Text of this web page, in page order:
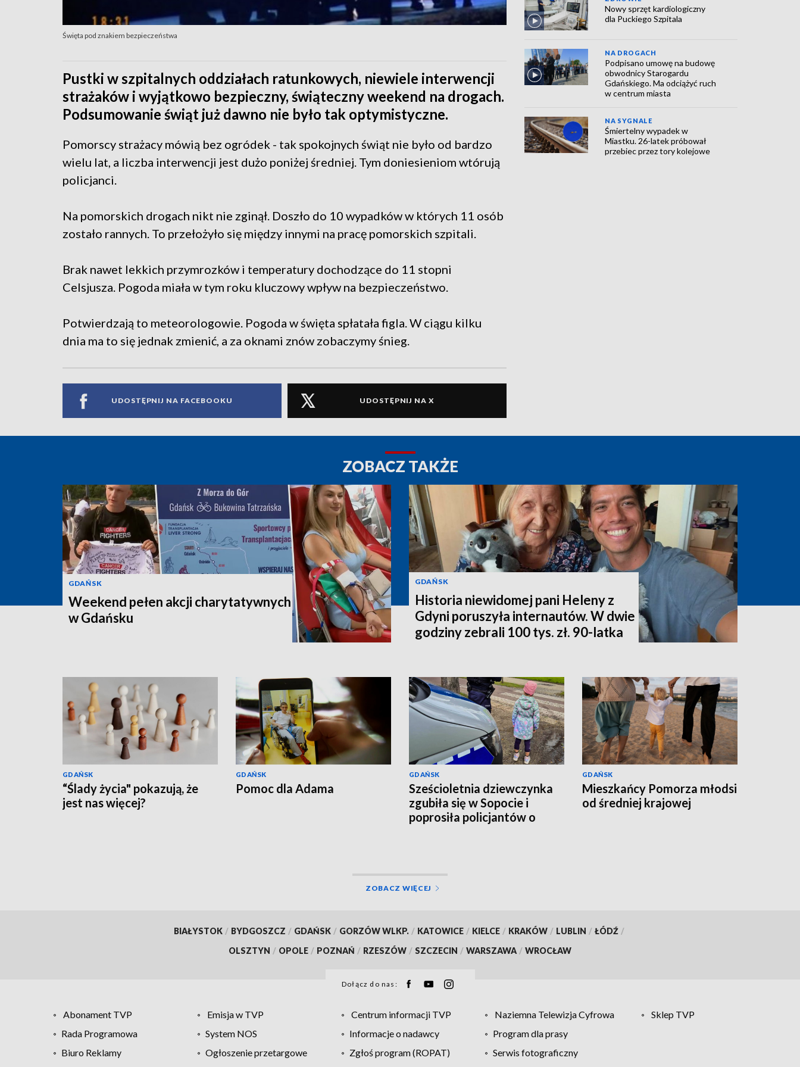
Święta pod znakiem bezpieczeństwa
Pustki w szpitalnych oddziałach ratunkowych, niewiele interwencji
strażaków i wyjątkowo bezpieczny, świąteczny weekend na drogach.
Podsumowanie świąt już dawno nie było tak optymistyczne.
Pomorscy strażacy mówią bez ogródek - tak spokojnych świąt nie było od bardzo
wielu lat, a liczba interwencji jest dużo poniżej średniej. Tym doniesieniom wtórują
policjanci.
Na pomorskich drogach nikt nie zginął. Doszło do 10 wypadków w których 11 osób
zostało rannych. To przełożyło się między innymi na pracę pomorskich szpitali.
Brak nawet lekkich przymrozków i temperatury dochodzące do 11 stopni
Celsjusza. Pogoda miała w tym roku kluczowy wpływ na bezpieczeństwo.
Potwierdzają to meteorologowie. Pogoda w święta spłatała figla. W ciągu kilku
dnia ma to się jednak zmienić, a za oknami znów zobaczymy śnieg.
UDOSTĘPNIJ NA FACEBOOKU UDOSTĘPNIJ NA X
Nowy sprzęt kardiologiczny
dla Puckiego Szpitala
NA DROGACH
Podpisano umowę na budowę
obwodnicy Starogardu
Gdańskiego. Ma odciążyć ruch
w centrum miasta
NA SYGNALE
Śmiertelny wypadek w
Miastku. 26-latek próbował
przebiec przez tory kolejowe
ZOBACZ TAKŻE
GDAŃSK
Weekend pełen akcji charytatywnych
w Gdańsku
GDAŃSK
Historia niewidomej pani Heleny z
Gdyni poruszyła internautów. W dwie
godziny zebrali 100 tys. zł. 90-latka
GDAŃSK
“Ślady życia" pokazują, że
jest nas więcej?
GDAŃSK
Pomoc dla Adama
GDAŃSK
Sześcioletnia dziewczynka
zgubiła się w Sopocie i
poprosiła policjantów o
GDAŃSK
Mieszkańcy Pomorza młodsi
od średniej krajowej
ZOBACZ WIĘCEJ
BIAŁYSTOK / BYDGOSZCZ / GDAŃSK / GORZÓW WLKP. / KATOWICE / KIELCE / KRAKÓW / LUBLIN / ŁÓDŹ /
OLSZTYN / OPOLE / POZNAŃ / RZESZÓW / SZCZECIN / WARSZAWA / WROCŁAW
Dołącz do nas:
Abonament TVP Emisja w TVP Centrum informacji TVP Naziemna Telewizja Cyfrowa
Sklep TVP
Rada Programowa
System NOS Informacje o nadawcy
Program dla prasy
Biuro Reklamy
Ogłoszenie przetargowe Zgłoś program (ROPAT)
Serwis fotograficzny